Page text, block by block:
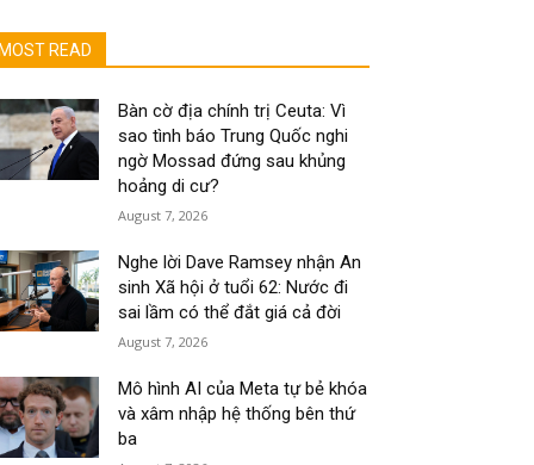
MOST READ
Bàn cờ địa chính trị Ceuta: Vì
sao tình báo Trung Quốc nghi
ngờ Mossad đứng sau khủng
hoảng di cư?
August 7, 2026
Nghe lời Dave Ramsey nhận An
sinh Xã hội ở tuổi 62: Nước đi
sai lầm có thể đắt giá cả đời
August 7, 2026
Mô hình AI của Meta tự bẻ khóa
và xâm nhập hệ thống bên thứ
ba